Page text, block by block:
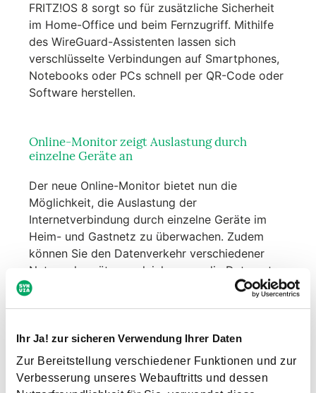
Ihr Ja! zur sicheren Verwendung Ihrer Daten
Zur Bereitstellung verschiedener Funktionen und zur
Verbesserung unseres Webauftritts und dessen
FRITZ!OS 8 sorgt so für zusätzliche Sicherheit
im Home-Office und beim Fernzugriff. Mithilfe
des WireGuard-Assistenten lassen sich
verschlüsselte Verbindungen auf Smartphones,
Notebooks oder PCs schnell per QR-Code oder
Software herstellen.
Online-Monitor zeigt Auslastung durch
einzelne Geräte an
Der neue Online-Monitor bietet nun die
Möglichkeit, die Auslastung der
Internetverbindung durch einzelne Geräte im
Heim- und Gastnetz zu überwachen. Zudem
können Sie den Datenverkehr verschiedener
Netzwerkgeräte vergleichen, um die Datenrate
optimal zu verteilen.
Noch mehr gleichzeitige DECT-Telefonate
FRITZ!OS 8 bietet zudem mehr Komfort für